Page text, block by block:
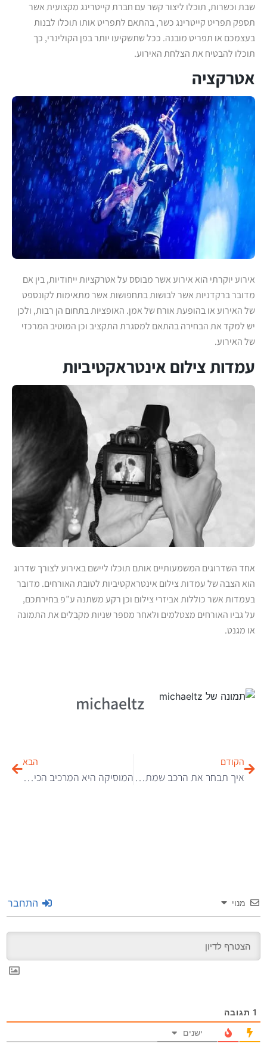
שבת וכשרות, תוכלו ליצור קשר עם חברת קייטרינג מקצועית אשר
תספק תפריט קייטרינג כשר, בהתאם לתפריט אותו תוכלו לבנות
בעצמכם או תפריט מובנה. ככל שתשקיעו יותר בפן הקולינרי, כך
תוכלו להבטיח את הצלחת האירוע.
אטרקציה
אירוע יוקרתי הוא אירוע אשר מבוסס על אטרקציות ייחודיות, בין אם
מדובר ברקדניות אשר לבושות בתחפושות אשר מתאימות לקונספט
של האירוע או בהופעת אורח של אמן. האופציות בתחום הן רבות, ולכן
יש למקד את הבחירה בהתאם למסגרת התקציב וכן המוטיב המרכזי
של האירוע.
עמדות צילום אינטראקטיביות
אחד השדרוגים המשמעותיים אותם תוכלו ליישם באירוע לצורך שדרוג
הוא הצבה של עמדות צילום אינטראקטיביות לטובת האורחים. מדובר
בעמדות אשר כוללות אביזרי צילום וכן רקע משתנה ע”פ בחירתכם,
על גביו האורחים מצטלמים ולאחר מספר שניות מקבלים את התמונה
או מגנט.
michaeltz
הקודם
איך תבחר את הרכב שמתאים לך?
הבא
המוסיקה היא המרכיב הכי חשוב בחתונה שלכם
מנוי התחבר
תגובה
ישנים